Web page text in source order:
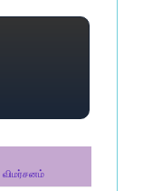
விமர்சனம்